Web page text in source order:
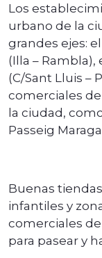
Los
urbano de la
grandes ejes:
(Illa –
(C/Sant Lluis –
comerciales
la ciudad,
Passeig
Buenas
infantiles y
comerciales
para pasear y